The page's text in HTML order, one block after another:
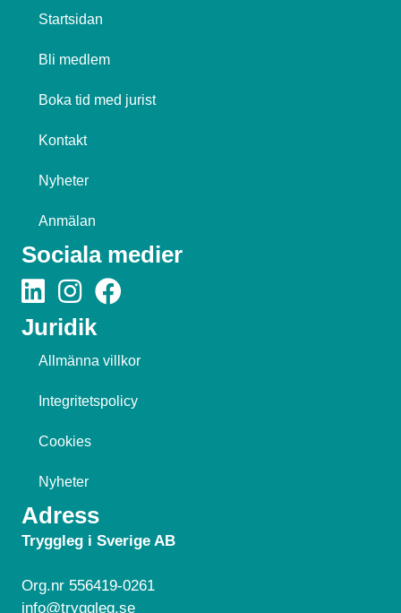
Startsidan
Bli medlem
Boka tid med jurist
Kontakt
Nyheter
Anmälan
Sociala medier
Juridik
Allmänna villkor
Integritetspolicy
Cookies
Nyheter
Adress
Tryggleg i Sverige AB
Org.nr 556419-0261
info@tryggleg.se